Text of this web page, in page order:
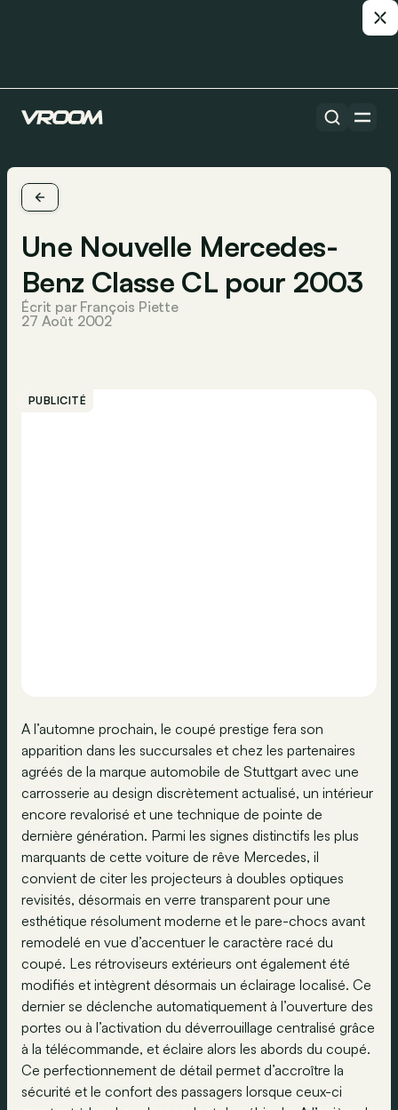
Une Nouvelle Mercedes-
Benz Classe CL pour 2003
Écrit par François Piette
27 Août 2002
PUBLICITÉ
A l’automne prochain, le coupé prestige fera son
apparition dans les succursales et chez les partenaires
agréés de la marque automobile de Stuttgart avec une
carrosserie au design discrètement actualisé, un intérieur
encore revalorisé et une technique de pointe de
dernière génération. Parmi les signes distinctifs les plus
marquants de cette voiture de rêve Mercedes, il
convient de citer les projecteurs à doubles optiques
revisités, désormais en verre transparent pour une
esthétique résolument moderne et le pare-chocs avant
remodelé en vue d’accentuer le caractère racé du
coupé. Les rétroviseurs extérieurs ont également été
modifiés et intègrent désormais un éclairage localisé. Ce
dernier se déclenche automatiquement à l’ouverture des
portes ou à l’activation du déverrouillage centralisé grâce
à la télécommande, et éclaire alors les abords du coupé.
Ce perfectionnement de détail permet d’accroître la
sécurité et le confort des passagers lorsque ceux-ci